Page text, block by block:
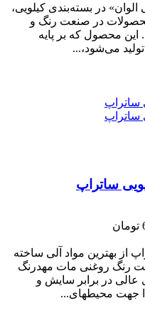
در بسته‌بندی کیلویی،
در صنعت رنگ و
محصول که بر پایه
می‌شود،...
ساتراپ
بهترین مواد آلی ساخته
رنگ روغنی مات مهدرنگ
عالی در ﺑﺮاﺑﺮ ﺳﺎﯾﺶ و
ﺟﻬﺖ ﻣﺤﯿﻄ‌‌ﻬﺎی...